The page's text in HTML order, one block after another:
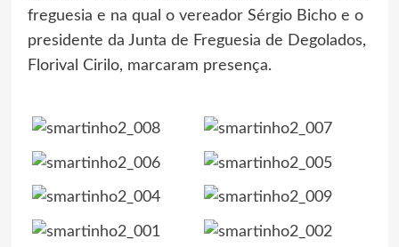
freguesia e na qual o vereador Sérgio Bicho e o
presidente da Junta de Freguesia de Degolados,
Florival Cirilo, marcaram presença.